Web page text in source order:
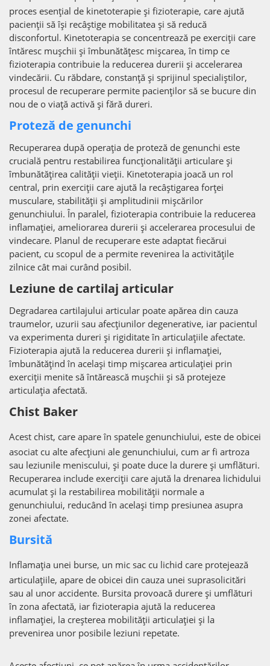
proces esențial de kinetoterapie și fizioterapie, care ajută
pacienții să își recâștige mobilitatea și să reducă
disconfortul. Kinetoterapia se concentrează pe exerciții care
întăresc mușchii și îmbunătățesc mișcarea, în timp ce
fizioterapia contribuie la reducerea durerii și accelerarea
vindecării. Cu răbdare, constanță și sprijinul specialiștilor,
procesul de recuperare permite pacienților să se bucure din
nou de o viață activă și fără dureri.
Proteză de genunchi
Recuperarea după operația de proteză de genunchi este
crucială pentru restabilirea funcționalității articulare și
îmbunătățirea calității vieții. Kinetoterapia joacă un rol
central, prin exerciții care ajută la recâștigarea forței
musculare, stabilității și amplitudinii mișcărilor
genunchiului. În paralel, fizioterapia contribuie la reducerea
inflamației, ameliorarea durerii și accelerarea procesului de
vindecare. Planul de recuperare este adaptat fiecărui
pacient, cu scopul de a permite revenirea la activitățile
zilnice cât mai curând posibil.
Leziune de cartilaj articular
Degradarea cartilajului articular poate apărea din cauza
traumelor, uzurii sau afecțiunilor degenerative, iar pacientul
va experimenta dureri și rigiditate în articulațiile afectate.
Fizioterapia ajută la reducerea durerii și inflamației,
îmbunătățind în același timp mișcarea articulației prin
exerciții menite să întărească mușchii și să protejeze
articulația afectată.
Chist Baker
Acest chist, care apare în spatele genunchiului, este de obicei
asociat cu alte afecțiuni ale genunchiului, cum ar fi artroza
sau leziunile meniscului, și poate duce la durere și umflături.
Recuperarea include exerciții care ajută la drenarea lichidului
acumulat și la restabilirea mobilității normale a
genunchiului, reducând în același timp presiunea asupra
zonei afectate.
Bursită
Inflamația unei burse, un mic sac cu lichid care protejează
articulațiile, apare de obicei din cauza unei suprasolicitări
sau al unor accidente. Bursita provoacă durere și umflături
în zona afectată, iar fizioterapia ajută la reducerea
inflamației, la creșterea mobilității articulației și la
prevenirea unor posibile leziuni repetate.